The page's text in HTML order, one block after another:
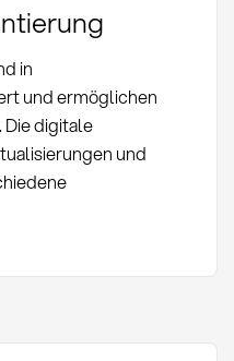
in
und ermöglichen
digitale
und